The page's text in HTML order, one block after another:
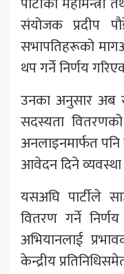
संयोजक प्रदीप
सभापतिहरूको
थप गर्ने निर्णय
उनका अनुसार अब
सदस्यता वितरणको
अनलाइनमार्फत
आवेदन दिने
यसअघि पार्टीले
वितरण गर्ने
अभियानलाई
केन्द्रीय